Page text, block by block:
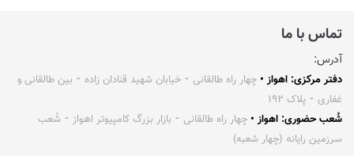
تماس با ما
آدرس:
دفتر مرکزی: اهواز • چهار راه طالقانی ⁃ خیابان شهید قنادان زاده ⁃ بین طالقانی و
غفاری ⁃ پلاک ۱۹۲
شُعب حضوری: اهواز • چهار راه طالقانی ⁃ بازار بزرگ کامپیوتر اهواز ⁃ شُعب
سرزمین رایانه (چهار شعبه)